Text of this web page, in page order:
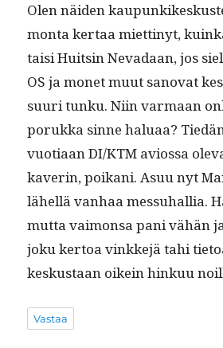
Olen näi­den
mon­ta ker­taa miet­tinyt,
taisi Huitsin Nevadaan, jos
OS ja mon­et muut sanovat
suuri tunku. Niin var­maan
poruk­ka sinne halu­aa?
vuo­ti­aan DI/KTM avios­sa
kaverin, poikani. Asuu nyt
lähel­lä van­haa mes­suhal­lia.
mut­ta vai­mon­sa pani vähän
joku ker­toa vinkke­jä tahi
keskus­taan oikein hinkuu
Vastaa